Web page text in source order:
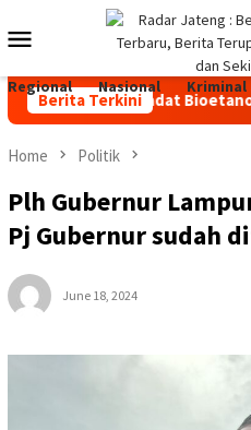
to
Mobile
Menu
Regional Nasional Kriminal
Berita Terkini
Bakar Padat Bioetanol
Home Politik
Plh Gubernur
Pj Gubernur sudah
June 18, 2024